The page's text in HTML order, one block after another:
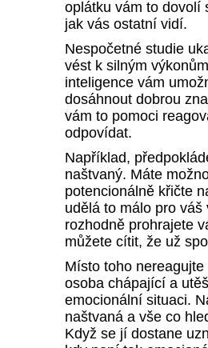
oplátku vám to dovolí
jak vás ostatní vidí.
Nespočetné studie
vést k silným
inteligence vám
dosáhnout dobrou
vám to pomoci
odpovídat.
Například,
naštvaný. Máte
potencionálně křičte
udělá to málo pro
rozhodně prohrajete
můžete cítit, že už
Místo toho
osoba chápající a
emocionální situaci.
naštvaná a vše co
Když se jí dostane